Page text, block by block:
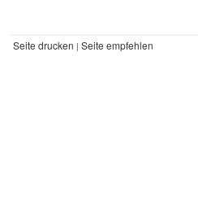
Seite drucken | Seite empfehlen